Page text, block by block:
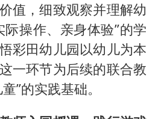
值，细致观察并理解幼
际操作、亲身体验”的学
彩田幼儿园以幼儿为本
一环节为后续的联合教
”的实践基础。